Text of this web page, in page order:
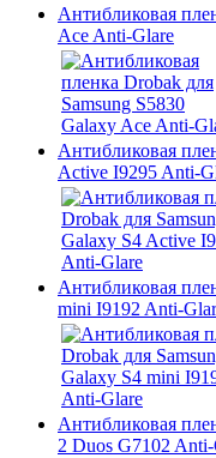
Антибликовая
Ace Anti-Glare
Антибликовая
Active I9295 Anti-
Антибликовая
mini I9192 Anti-
Антибликовая
2 Duos G7102